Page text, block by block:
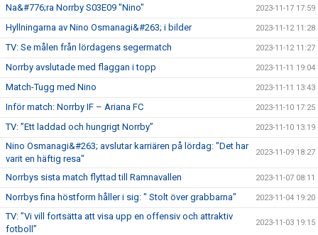
Na&#776;ra Norrby S03E09 "Nino" 2023-11-17 17:59
Hyllningarna av Nino Osmanagi&#263; i bilder 2023-11-12 11:28
TV: Se målen från lördagens segermatch 2023-11-12 11:27
Norrby avslutade med flaggan i topp 2023-11-11 19:04
Match-Tugg med Nino 2023-11-11 13:43
Inför match: Norrby IF – Ariana FC 2023-11-10 17:25
TV: ”Ett laddad och hungrigt Norrby” 2023-11-10 13:19
Nino Osmanagi&#263; avslutar karriären på lördag: "Det har
varit en häftig resa"
2023-11-09 18:27
Norrbys sista match flyttad till Ramnavallen 2023-11-07 08:11
Norrbys fina höstform håller i sig: " Stolt över grabbarna" 2023-11-04 19:20
TV: ”Vi vill fortsätta att visa upp en offensiv och attraktiv
fotboll”
2023-11-03 19:15